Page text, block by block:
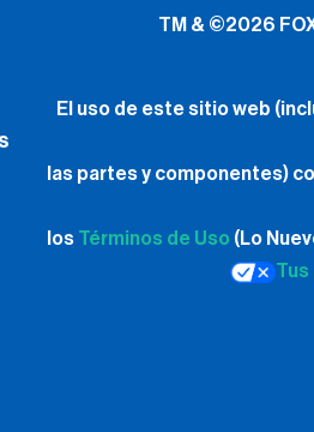
las partes y componentes)